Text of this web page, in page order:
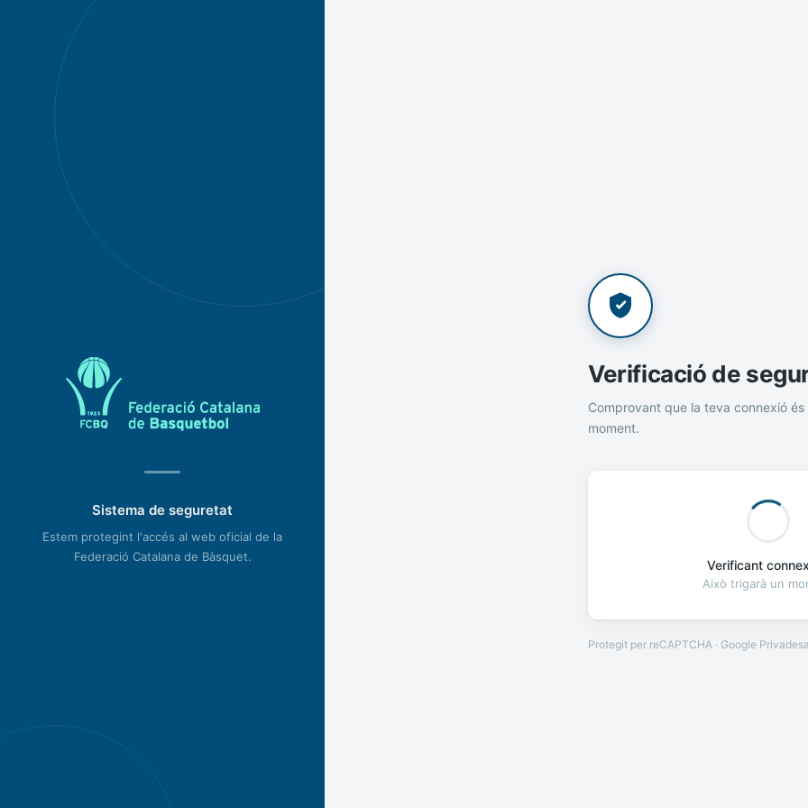
Sistema de seguretat
Estem protegint l'accés al web oficial de la
Federació Catalana de Bàsquet.
Verificació de
Comprovant que la teva connexió és
moment.
Verificant
Això trigarà un
Protegit per reCAPTCHA · Google Privadesa